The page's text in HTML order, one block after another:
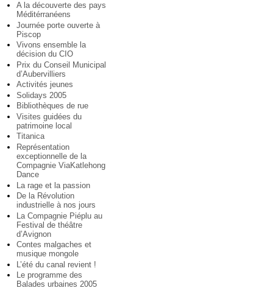
A la découverte des pays
Méditérranéens
Journée porte ouverte à
Piscop
Vivons ensemble la
décision du CIO
Prix du Conseil Municipal
d’Aubervilliers
Activités jeunes
Solidays 2005
Bibliothèques de rue
Visites guidées du
patrimoine local
Titanica
Représentation
exceptionnelle de la
Compagnie ViaKatlehong
Dance
La rage et la passion
De la Révolution
industrielle à nos jours
La Compagnie Piéplu au
Festival de théâtre
d’Avignon
Contes malgaches et
musique mongole
L’été du canal revient !
Le programme des
Balades urbaines 2005